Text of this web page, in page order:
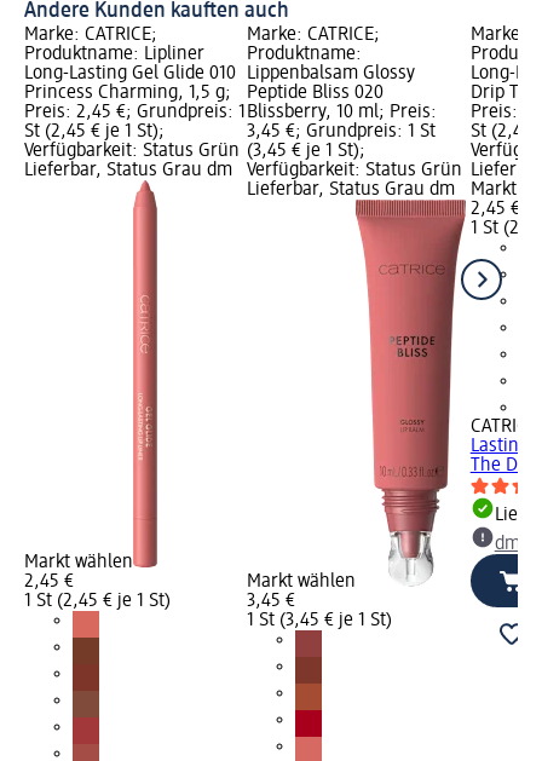
Andere Kunden kauften auch
Marke: CATRICE;
Produktname: Lipliner
Long-Lasting Gel Glide 010
Princess Charming, 1,5 g;
Preis: 2,45 €; Grundpreis: 1
St (2,45 € je 1 St);
Verfügbarkeit: Status Grün
Lieferbar, Status Grau dm
Markt wählen
2,45 €
1 St (2,45 € je 1 St)
Marke: CATRICE;
Produktname:
Lippenbalsam Glossy
Peptide Bliss 020
Blissberry, 10 ml; Preis:
3,45 €; Grundpreis: 1 St
(3,45 € je 1 St);
Verfügbarkeit: Status Grün
Lieferbar, Status Grau dm
Markt wählen
3,45 €
1 St (3,45 € je 1 St)
Marke:
Long-
Drip
Preis:
St (2,45
Markt
2,45 €
1 St
CATRICE
Lasting
The
dm